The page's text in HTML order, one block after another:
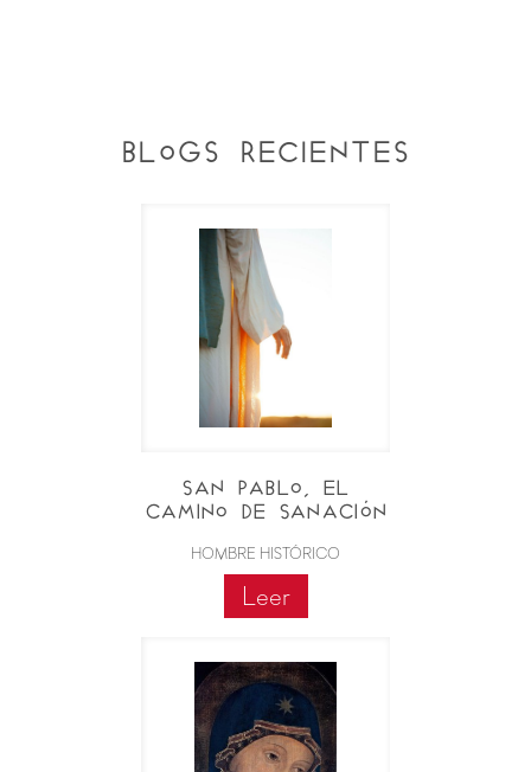
blogs recientes
San Pablo, el
camino de sanación
HOMBRE HISTÓRICO
Leer